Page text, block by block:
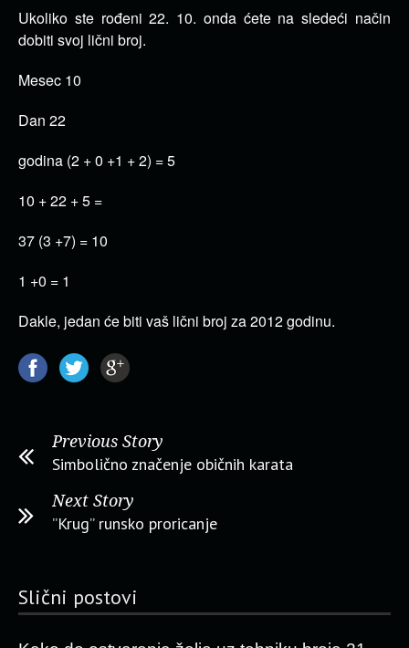
Ukoliko ste rođeni 22. 10. onda ćete na sledeći način
dobiti svoj lični broj.
Mesec 10
Dan 22
godina (2 + 0 +1 + 2) = 5
10 + 22 + 5 =
37 (3 +7) = 10
1 +0 = 1
Dakle, jedan će biti vaš lični broj za 2012 godinu.
Previous Story
Simbolično značenje običnih karata
Next Story
”Krug” runsko proricanje
Slični postovi